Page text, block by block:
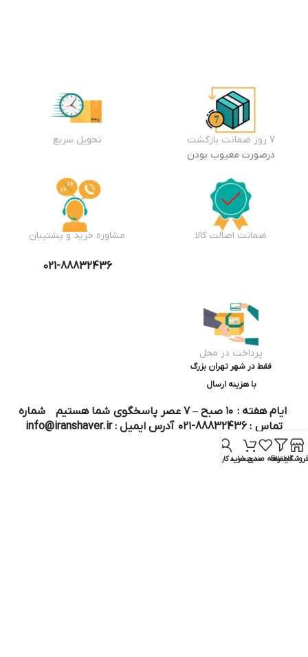
7 روز ضمانت بازگشت
درصورت معیوب بودن
تحویل سریع
ضمانت اصالت کالا مشاوره خرید و پشتیبان
021-88832436
پرداخت در محل
فقط در شهر تهران بزرگ
با هزینه ارسال
ایام هفته : ۱۰ صبح – ۷ عصر پاسخگوی شما هستیم شماره
تماس : 88832436-۰۲۱ آدرس ایمیل : info@iranshaver.ir
فروشگاهفیلترها
علاقه مندیسبد خرید
حساب کاربری من